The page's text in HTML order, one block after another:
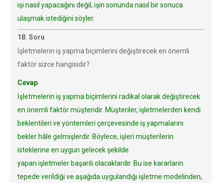
işi nasıl yapacağını değil, işin sonunda nasıl bir sonuca
ulaşmak istediğini söyler.
18. Soru
İşletmelerin iş yapma biçimlerini değiştirecek en önemli
faktör sizce hangisidir?
Cevap
İşletmelerin iş yapma biçimlerini radikal olarak değiştirecek
en önemli faktör müşteridir. Müşteriler, işletmelerden kendi
beklentileri ve yöntemleri çerçevesinde iş yapmalarını
bekler hâle gelmişlerdir. Böylece, işleri müşterilerin
isteklerine en uygun gelecek şekilde
yapan işletmeler başarılı olacaklardır. Bu ise kararların
tepede verildiği ve aşağıda uygulandığı işletme modelinden,